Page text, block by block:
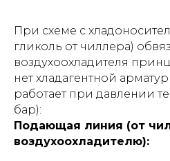
При схеме с
гликоль от чиллера)
воздухоохладителя
нет хладагентной
работает при давлении
бар):
Подающая линия (от
воздухоохладителю):